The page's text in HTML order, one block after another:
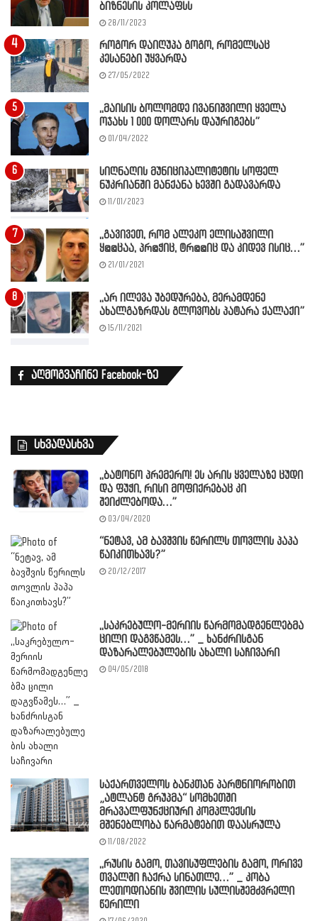
ბიზნესის კოლაფსს
28/11/2023
როგორ დაიღუპა გოგო, რომელსაც
კესანები უყვარდა
27/05/2022
,,მაისის ბოლომდე ივანიშვილი ყველა
ოჯახს 1 000 დოლარს დაურიგებს”
01/04/2022
სიღნაღის მუნიციპალიტეტის სოფელ
ნუკრიანში მანქანა ხევში გადავარდა
11/01/2023
,,გავივეთ, რომ ალეკო ელისაშვილი
ყ@@ცაა, პრ@ჭიც, ტრ@@იც და კიდევ ისიც…”
21/01/2021
,,არ ილევა უბედურება, მერამდენე
ახალგაზრდას გლოვობს პატარა ქალაქი”
15/11/2021
აღმოგვაჩინე Facebook-ზე
სხვადასხვა
,,ბატონო პრემერო! ეს არის ყველაზე ცუდი
და ფუჭი, რისი მოფიქრებაც კი
შეიძლებოდა…”
03/04/2020
“ნეტავ, ამ ბავშვის წერილს თოვლის პაპა
წაიკითხავს?”
20/12/2017
,,საკრებულო-მერიის წარმომადგენლებმა
ცილი დაგვწამეს…” _ ხანძრისგან
დაზარალებულების ახალი საჩივარი
04/05/2018
საქართველოს ბანკთან პარტნიორობით
„ატლანტ გრუპმა“ სომხეთში
მრავალფუნქციური კომპლექსის
მშენებლობა წარმატებით დაასრულა
11/08/2022
,,რუსის გამო, თავისუფლების გამო, ორივე
თვალში ჩაქრა სინათლე…” _ კობა
ლეთოდიანის შვილის სულისშემძვრელი
წერილი